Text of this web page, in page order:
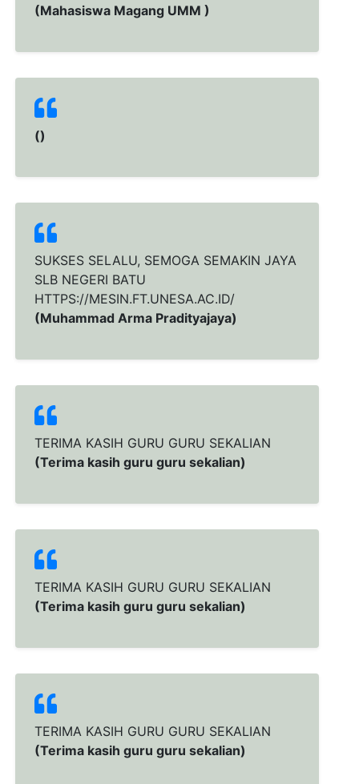
(Mahasiswa Magang UMM )
()
SUKSES SELALU, SEMOGA SEMAKIN JAYA
SLB NEGERI BATU
HTTPS://MESIN.FT.UNESA.AC.ID/
(Muhammad Arma Pradityajaya)
TERIMA KASIH GURU GURU SEKALIAN
(Terima kasih guru guru sekalian)
TERIMA KASIH GURU GURU SEKALIAN
(Terima kasih guru guru sekalian)
TERIMA KASIH GURU GURU SEKALIAN
(Terima kasih guru guru sekalian)